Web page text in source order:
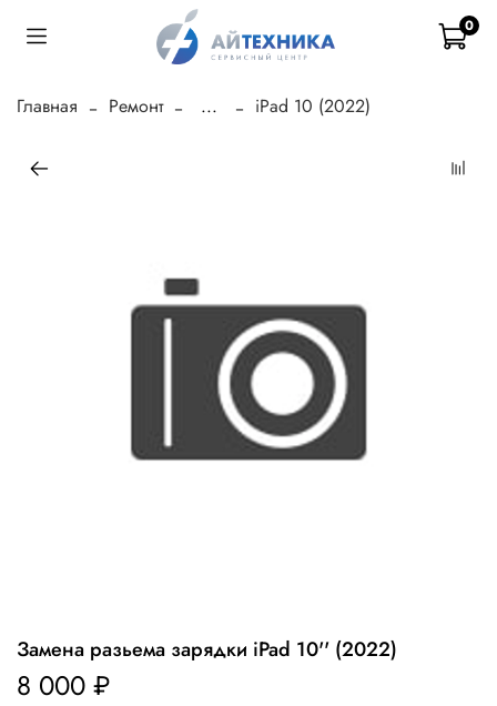
0
Главная Ремонт ... iPad 10 (2022)
Замена разьема зарядки iPad 10'' (2022)
8 000 ₽